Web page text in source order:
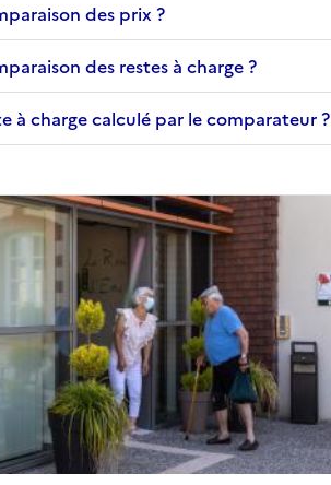
des prix ?
des restes à charge ?
à charge calculé par le comparateur ?